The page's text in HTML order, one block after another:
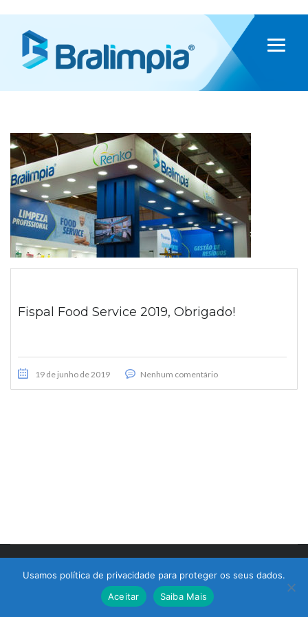
Fispal Food Service 2019, Obrigado!
19 de junho de 2019 Nenhum comentário
Usamos política de privacidade para proteger os seus dados.
Aceitar
Saiba Mais
Atendimento